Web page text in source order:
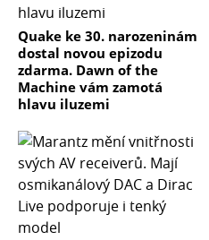
Quake ke 30. narozeninám
dostal novou epizodu
zdarma. Dawn of the
Machine vám zamotá
hlavu iluzemi